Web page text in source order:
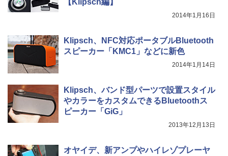
【Klipsch編】
2014年1月16日
Klipsch、NFC対応ポータブルBluetooth
スピーカー「KMC1」などに新色
2014年1月14日
Klipsch、バンド型パーツで設置スタイル
やカラーをカスタムできるBluetoothス
ピーカー「GiG」
2013年12月13日
オヤイデ、新アンプやハイレゾプレーヤ